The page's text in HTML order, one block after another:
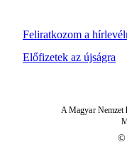
Feliratkozom a
Előfizetek az újságra
A Magyar
©